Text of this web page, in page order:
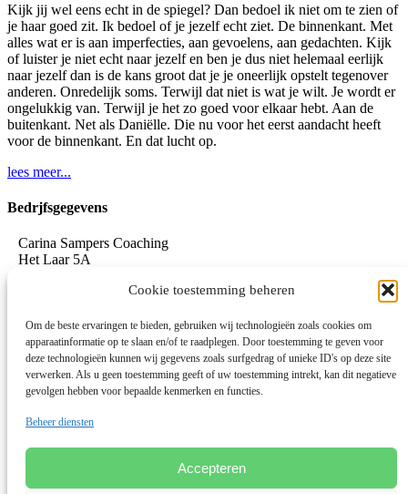
Cookie toestemming beheren
Om de beste ervaringen te bieden, gebruiken wij technologieën zoals cookies om
apparaatinformatie op te slaan en/of te raadplegen. Door toestemming te geven voor
deze technologieën kunnen wij gegevens zoals surfgedrag of unieke ID's op deze site
verwerken. Als u geen toestemming geeft of uw toestemming intrekt, kan dit negatieve
gevolgen hebben voor bepaalde kenmerken en functies.
Beheer diensten
Accepteren
Kijk jij wel eens echt in de spiegel? Dan bedoel ik niet om te zien of
je haar goed zit. Ik bedoel of je jezelf echt ziet. De binnenkant. Met
alles wat er is aan imperfecties, aan gevoelens, aan gedachten. Kijk
of luister je niet echt naar jezelf en ben je dus niet helemaal eerlijk
naar jezelf dan is de kans groot dat je je oneerlijk opstelt tegenover
anderen. Onredelijk soms. Terwijl dat niet is wat je wilt. Je wordt er
ongelukkig van. Terwijl je het zo goed voor elkaar hebt. Aan de
buitenkant. Net als Daniëlle. Die nu voor het eerst aandacht heeft
voor de binnenkant. En dat lucht op.
lees meer...
Bedrjfsgegevens
Carina Sampers Coaching
Het Laar 5A
www.carinasampers.nl
BTW-id: NL001833928B47
KvK: 72690895
Algemene voorwaarden
Privacybeleid OEEC